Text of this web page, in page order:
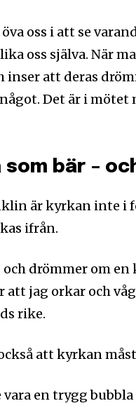
oss i att se
oss själva. När
inser att deras
Det är i
som bär –
är kyrkan inte i
ifrån.
och drömmer om
att jag orkar och
rike.
att kyrkan
en trygg